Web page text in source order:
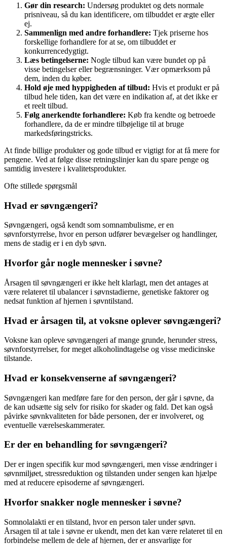
Gør din research: Undersøg produktet og dets normale
prisniveau, så du kan identificere, om tilbuddet er ægte eller
ej.
Sammenlign med andre forhandlere: Tjek priserne hos
forskellige forhandlere for at se, om tilbuddet er
konkurrencedygtigt.
Læs betingelserne: Nogle tilbud kan være bundet op på
visse betingelser eller begrænsninger. Vær opmærksom på
dem, inden du køber.
Hold øje med hyppigheden af tilbud: Hvis et produkt er på
tilbud hele tiden, kan det være en indikation af, at det ikke er
et reelt tilbud.
Følg anerkendte forhandlere: Køb fra kendte og betroede
forhandlere, da de er mindre tilbøjelige til at bruge
markedsføringstricks.
At finde billige produkter og gode tilbud er vigtigt for at få mere for
pengene. Ved at følge disse retningslinjer kan du spare penge og
samtidig investere i kvalitetsprodukter.
Ofte stillede spørgsmål
Hvad er søvngængeri?
Søvngængeri, også kendt som somnambulisme, er en
søvnforstyrrelse, hvor en person udfører bevægelser og handlinger,
mens de stadig er i en dyb søvn.
Hvorfor går nogle mennesker i søvne?
Årsagen til søvngængeri er ikke helt klarlagt, men det antages at
være relateret til ubalancer i søvnstadierne, genetiske faktorer og
nedsat funktion af hjernen i søvntilstand.
Hvad er årsagen til, at voksne oplever søvngængeri?
Voksne kan opleve søvngængeri af mange grunde, herunder stress,
søvnforstyrrelser, for meget alkoholindtagelse og visse medicinske
tilstande.
Hvad er konsekvenserne af søvngængeri?
Søvngængeri kan medføre fare for den person, der går i søvne, da
de kan udsætte sig selv for risiko for skader og fald. Det kan også
påvirke søvnkvaliteten for både personen, der er involveret, og
eventuelle værelseskammerater.
Er der en behandling for søvngængeri?
Der er ingen specifik kur mod søvngængeri, men visse ændringer i
søvnmiljøet, stressreduktion og tilstanden under sengen kan hjælpe
med at reducere episoderne af søvngængeri.
Hvorfor snakker nogle mennesker i søvne?
Somnolalakti er en tilstand, hvor en person taler under søvn.
Årsagen til at tale i søvne er ukendt, men det kan være relateret til en
forbindelse mellem de dele af hjernen, der er ansvarlige for